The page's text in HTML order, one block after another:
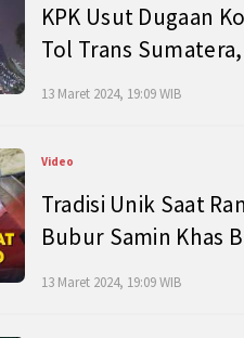
KPK Usut Dugaan
Tol Trans
13 Maret 2024, 19:09 WIB
Video
Tradisi Unik Saat
Bubur Samin Khas
13 Maret 2024, 19:09 WIB